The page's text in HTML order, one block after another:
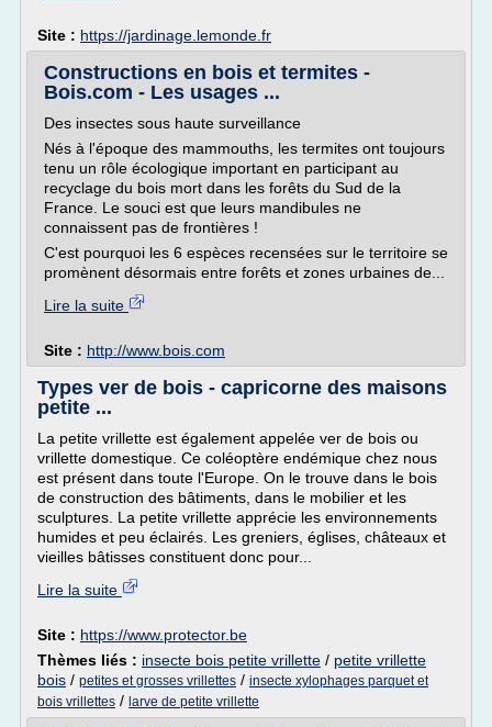
Site : https://jardinage.lemonde.fr
Constructions en bois et termites -
Bois.com - Les usages ...
Des insectes sous haute surveillance
Nés à l'époque des mammouths, les termites ont toujours
tenu un rôle écologique important en participant au
recyclage du bois mort dans les forêts du Sud de la
France. Le souci est que leurs mandibules ne
connaissent pas de frontières !
C'est pourquoi les 6 espèces recensées sur le territoire se
promènent désormais entre forêts et zones urbaines de...
Lire la suite
Site : http://www.bois.com
Types ver de bois - capricorne des maisons
petite ...
La petite vrillette est également appelée ver de bois ou
vrillette domestique. Ce coléoptère endémique chez nous
est présent dans toute l'Europe. On le trouve dans le bois
de construction des bâtiments, dans le mobilier et les
sculptures. La petite vrillette apprécie les environnements
humides et peu éclairés. Les greniers, églises, châteaux et
vieilles bâtisses constituent donc pour...
Lire la suite
Site : https://www.protector.be
Thèmes liés : insecte bois petite vrillette / petite vrillette
bois / petites et grosses vrillettes / insecte xylophages parquet et
bois vrillettes / larve de petite vrillette